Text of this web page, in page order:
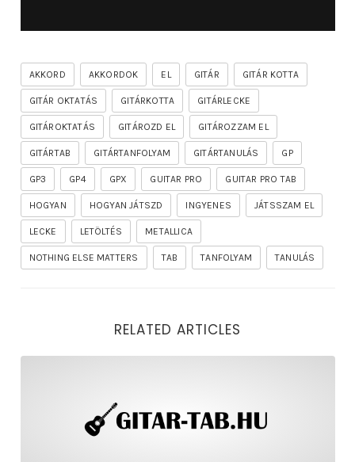
AKKORD AKKORDOK EL GITÁR GITÁR KOTTA
GITÁR OKTATÁS GITÁRKOTTA GITÁRLECKE
GITÁROKTATÁS GITÁROZD EL GITÁROZZAM EL
GITÁRTAB GITÁRTANFOLYAM GITÁRTANULÁS GP
GP3 GP4 GPX GUITAR PRO GUITAR PRO TAB
HOGYAN HOGYAN JÁTSZD INGYENES JÁTSSZAM EL
LECKE LETÖLTÉS METALLICA
NOTHING ELSE MATTERS TAB TANFOLYAM TANULÁS
RELATED ARTICLES